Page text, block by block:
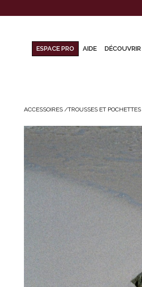
ESPACE PRO AIDE DÉCOUVRIR
ACCESSOIRES /TROUSSES ET POCHETTES